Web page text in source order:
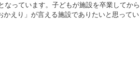
っています。子どもが施設を卒業してか
えり」が言える施設でありたいと思ってい